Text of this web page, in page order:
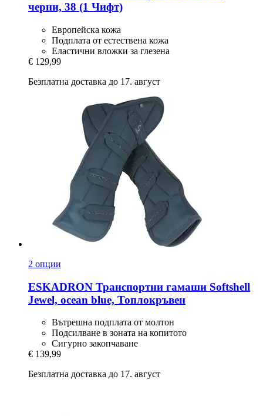
черни, 38 (1 Чифт)
Европейска кожа
Подплата от естествена кожа
Еластични вложки за глезена
€ 129,99
Безплатна доставка до 17. август
2 опции
ESKADRON Транспортни гамаши Softshell
Jewel, ocean blue, Топлокръвен
Вътрешна подплата от молтон
Подсилване в зоната на копитото
Сигурно закопчаване
€ 139,99
Безплатна доставка до 17. август